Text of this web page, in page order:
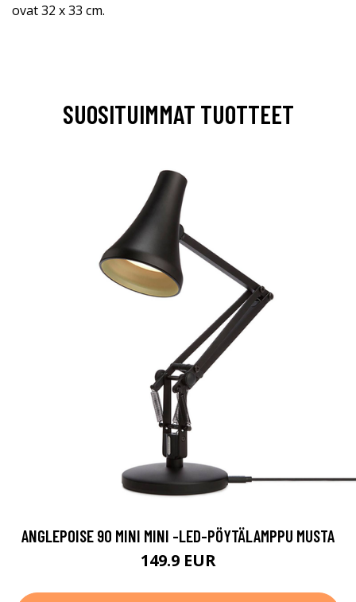
ovat 32 x 33 cm.
SUOSITUIMMAT TUOTTEET
ANGLEPOISE 90 MINI MINI -LED-PÖYTÄLAMPPU MUSTA
149.9 EUR